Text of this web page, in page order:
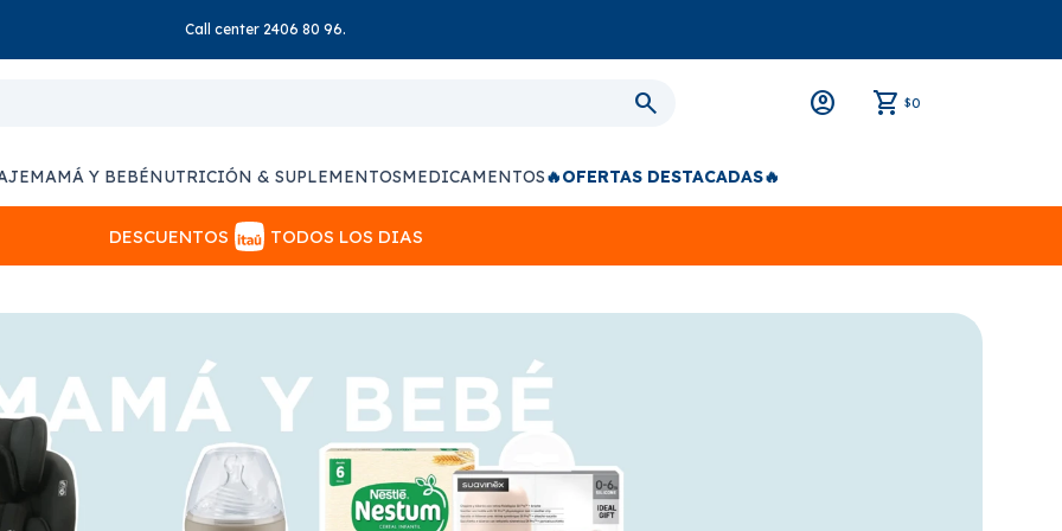
Call center 2406 80 96.
$0
MAMÁ Y BEBÉNUTRICIÓN & SUPLEMENTOSMEDICAMENTOS🔥OFERTAS DESTACADAS🔥
DESCUENTOS TODOS LOS DIAS